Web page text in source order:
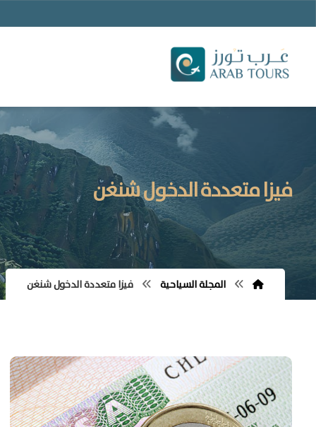
فيزا متعددة الدخول شنغن
المجلة السياحية فيزا متعددة الدخول شنغن